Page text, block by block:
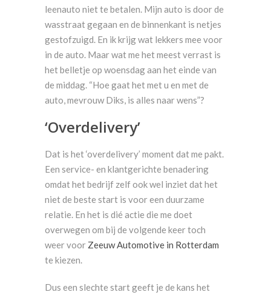
leenauto niet te betalen. Mijn auto is door de
wasstraat gegaan en de binnenkant is netjes
gestofzuigd. En ik krijg wat lekkers mee voor
in de auto. Maar wat me het meest verrast is
het belletje op woensdag aan het einde van
de middag. “Hoe gaat het met u en met de
auto, mevrouw Diks, is alles naar wens”?
‘Overdelivery’
Dat is het ‘overdelivery’ moment dat me pakt.
Een service- en klantgerichte benadering
omdat het bedrijf zelf ook wel inziet dat het
niet de beste start is voor een duurzame
relatie. En het is dié actie die me doet
overwegen om bij de volgende keer toch
weer voor Zeeuw Automotive in Rotterdam
te kiezen.
Dus een slechte start geeft je de kans het